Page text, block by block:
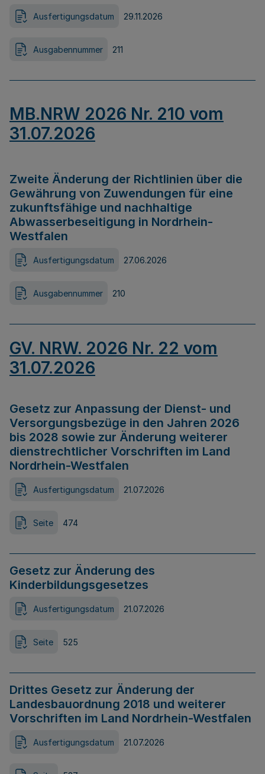
Ausfertigungsdatum 29.11.2026
Ausgabennummer 211
MB.NRW 2026 Nr. 210 vom
31.07.2026
Zweite Änderung der Richtlinien über die
Gewährung von Zuwendungen für eine
zukunftsfähige und nachhaltige
Abwasserbeseitigung in Nordrhein-
Westfalen
Ausfertigungsdatum 27.06.2026
Ausgabennummer 210
GV. NRW. 2026 Nr. 22 vom
31.07.2026
Gesetz zur Anpassung der Dienst- und
Versorgungsbezüge in den Jahren 2026
bis 2028 sowie zur Änderung weiterer
dienstrechtlicher Vorschriften im Land
Nordrhein-Westfalen
Ausfertigungsdatum 21.07.2026
Seite 474
Gesetz zur Änderung des
Kinderbildungsgesetzes
Ausfertigungsdatum 21.07.2026
Seite 525
Drittes Gesetz zur Änderung der
Landesbauordnung 2018 und weiterer
Vorschriften im Land Nordrhein-Westfalen
Ausfertigungsdatum 21.07.2026